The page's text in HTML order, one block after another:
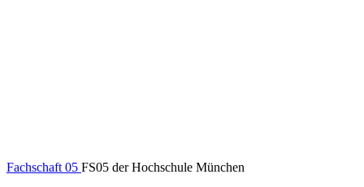
Fachschaft 05 FS05 der Hochschule München